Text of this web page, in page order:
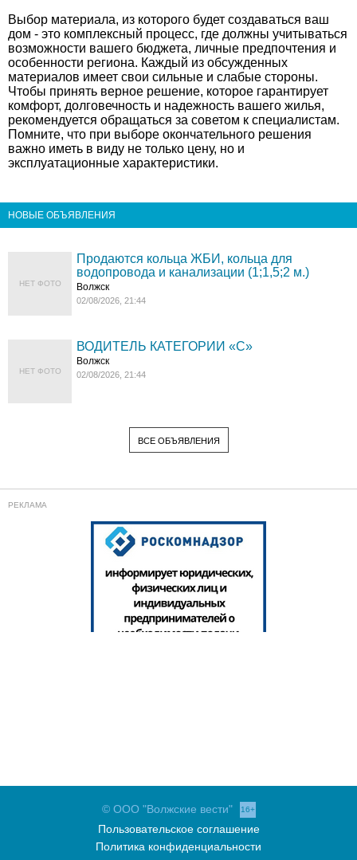
Выбор материала, из которого будет создаваться ваш
дом - это комплексный процесс, где должны учитываться
возможности вашего бюджета, личные предпочтения и
особенности региона. Каждый из обсужденных
материалов имеет свои сильные и слабые стороны.
Чтобы принять верное решение, которое гарантирует
комфорт, долговечность и надежность вашего жилья,
рекомендуется обращаться за советом к специалистам.
Помните, что при выборе окончательного решения
важно иметь в виду не только цену, но и
эксплуатационные характеристики.
НОВЫЕ ОБЪЯВЛЕНИЯ
НЕТ ФОТО
Продаются кольца ЖБИ, кольца для
водопровода и канализации (1;1,5;2 м.)
Волжск
02/08/2026, 21:44
НЕТ ФОТО
ВОДИТЕЛЬ КАТЕГОРИИ «C»
Волжск
02/08/2026, 21:44
ВСЕ ОБЪЯВЛЕНИЯ
© ООО "Волжские вести" 16+
Пользовательское соглашение
Политика конфиденциальности